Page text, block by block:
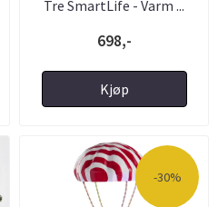
Tre SmartLife - Varm ...
698,-
Kjøp
-30%